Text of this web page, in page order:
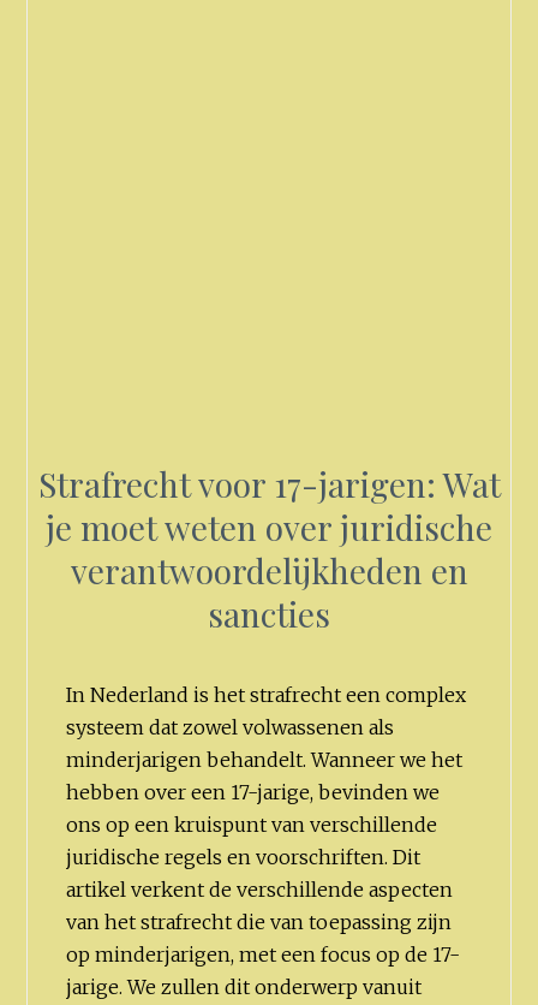
Strafrecht voor 17-jarigen: Wat
je moet weten over juridische
verantwoordelijkheden en
sancties
In Nederland is het strafrecht een complex
systeem dat zowel volwassenen als
minderjarigen behandelt. Wanneer we het
hebben over een 17-jarige, bevinden we
ons op een kruispunt van verschillende
juridische regels en voorschriften. Dit
artikel verkent de verschillende aspecten
van het strafrecht die van toepassing zijn
op minderjarigen, met een focus op de 17-
jarige. We zullen dit onderwerp vanuit